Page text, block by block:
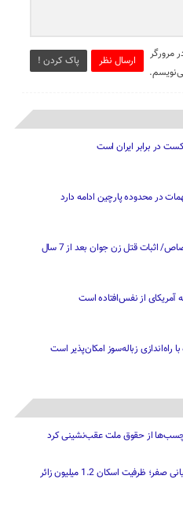
ارسال نظر پاک کردن !
مرورگر
در برابر ایران است
در محدوده پارچین ادامه دارد
اثبات قتل زن جوان بعد از 7 سال
از حقوق ملت عقب‌نشینی کرد